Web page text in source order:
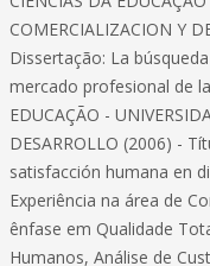
COMERCIALIZACION Y
Dissertação: La
mercado profesional de
EDUCAÇÃO -
DESARROLLO (2006) -
satisfacción humana en
Experiência na área de
ênfase em Qualidade
Humanos, Análise de